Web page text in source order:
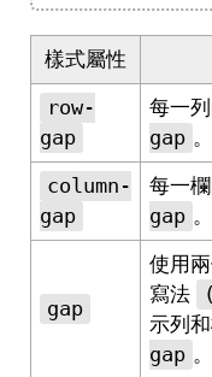
樣式屬性
row-
gap
每一
gap 。
column-
gap
每一
gap 。
gap
使用
寫法
示列
gap 。